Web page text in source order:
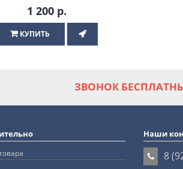
1 200 р.
КУПИТЬ
ЗВОНОК
Наши
8